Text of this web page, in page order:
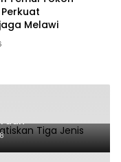
Melawi
Jatim Gratiskan